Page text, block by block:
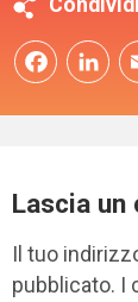
FacebookLinkedIn
Lascia un
Il tuo
pubblicato. I